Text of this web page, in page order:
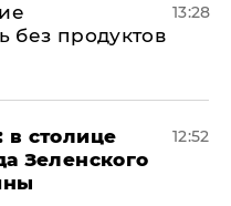
без продуктов
13:28
в столице
Зеленского
12:52